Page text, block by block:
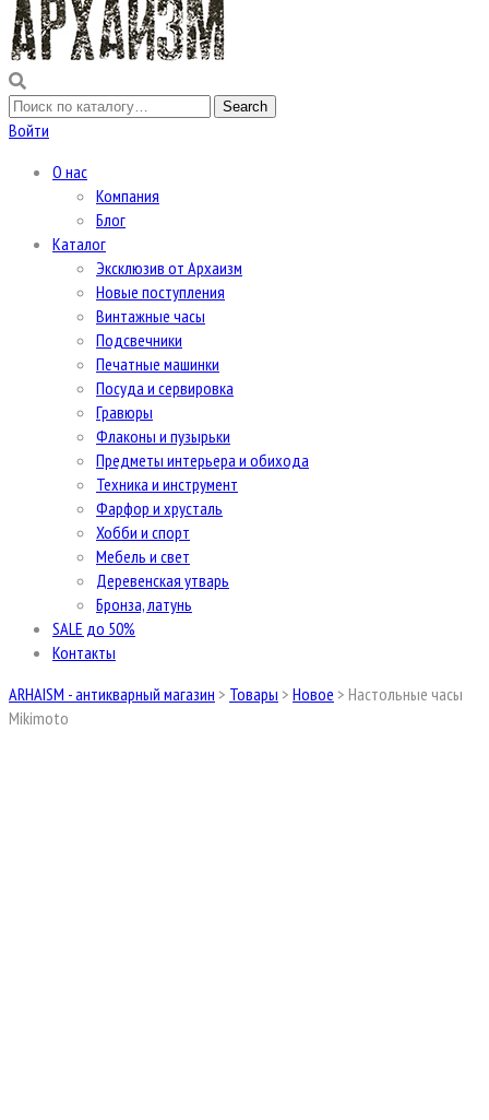
Войти
О нас
Компания
Блог
Каталог
Эксклюзив от Архаизм
Новые поступления
Винтажные часы
Подсвечники
Печатные машинки
Посуда и сервировка
Гравюры
Флаконы и пузырьки
Предметы интерьера и обихода
Техника и инструмент
Фарфор и хрусталь
Хобби и спорт
Мебель и свет
Деревенская утварь
Бронза, латунь
SALE до 50%
Контакты
ARHAISM - антикварный магазин > Товары > Новое > Настольные часы
Mikimoto